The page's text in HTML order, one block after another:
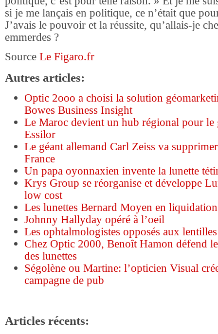
si je me lançais en politique, ce n’était que
J’avais le pouvoir et la réussite, qu’allais-je
emmerdes ?
Source Le Figaro.fr
Autres articles:
Optic 2ooo a choisi la solution
Bowes Business Insight
Le Maroc devient un hub régional pour le
Essilor
Le géant allemand Carl Zeiss va
France
Un papa oyonnaxien invente la lunette
Krys Group se réorganise et développe
low cost
Les lunettes Bernard Moyen en
Johnny Hallyday opéré à l’oeil
Les ophtalmologistes opposés aux
Chez Optic 2000, Benoît Hamon défend
des lunettes
Ségolène ou Martine: l’opticien Visual
campagne de pub
Articles récents: